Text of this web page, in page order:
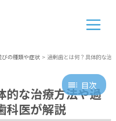
びの種類や症状 過剰歯とは何？具体的な治
的な治療方法や過
科医が解説
目次